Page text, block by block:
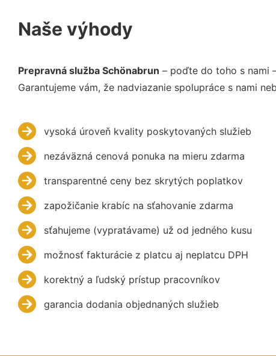
Naše výhody
Prepravná služba Schönabrun – poďte do toho s nami
Garantujeme vám, že nadviazanie spolupráce s nami
vysoká úroveň kvality poskytovaných služieb
nezáväzná cenová ponuka na mieru zdarma
transparentné ceny bez skrytých poplatkov
zapožičanie krabíc na sťahovanie zdarma
sťahujeme (vypratávame) už od jedného kusu
možnosť fakturácie z platcu aj neplatcu DPH
korektný a ľudský prístup pracovníkov
garancia dodania objednaných služieb